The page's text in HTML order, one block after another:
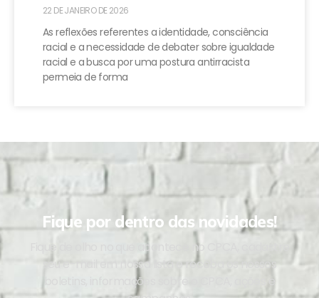
22 DE JANEIRO DE 2026
As reflexões referentes a identidade, consciência
racial e a necessidade de debater sobre igualdade
racial e a busca por uma postura antirracista
permeia de forma
Fique por dentro das novidades!
Fique de olho no que acontece no CPCA, cadastre
seu e-mail em nossa lista e receba os nossos
boletins, informações sobre o CPCA, ações e